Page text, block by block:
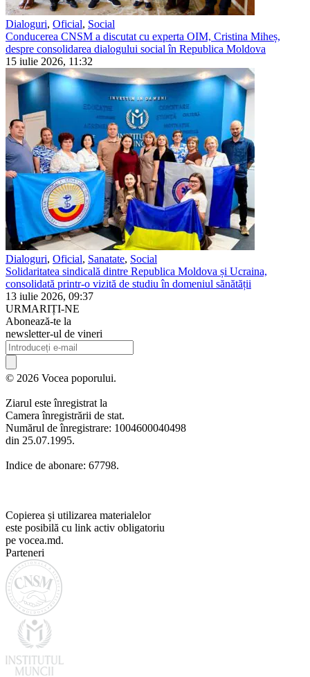
Dialoguri, Oficial, Social
Conducerea CNSM a discutat cu experta OIM, Cristina Miheș,
despre consolidarea dialogului social în Republica Moldova
15 iulie 2026, 11:32
Dialoguri, Oficial, Sanatate, Social
Solidaritatea sindicală dintre Republica Moldova și Ucraina,
consolidată printr-o vizită de studiu în domeniul sănătății
13 iulie 2026, 09:37
URMARIȚI-NE
Abonează-te la
newsletter-ul de vineri
© 2026 Vocea poporului.
Ziarul este înregistrat la
Camera înregistrării de stat.
Numărul de înregistrare: 1004600040498
din 25.07.1995.
Indice de abonare: 67798.
Copierea și utilizarea materialelor
este posibilă cu link activ obligatoriu
pe vocea.md.
Parteneri